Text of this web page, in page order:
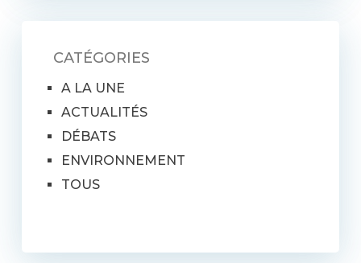
CATÉGORIES
A LA UNE
ACTUALITÉS
DÉBATS
ENVIRONNEMENT
TOUS